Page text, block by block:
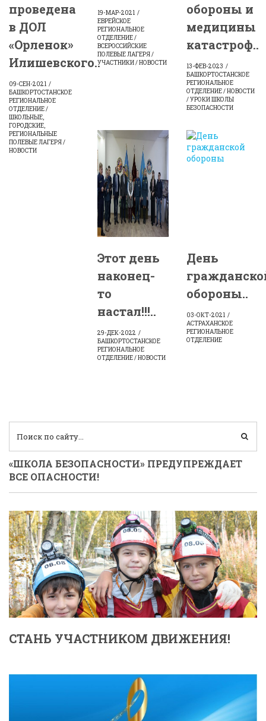
проведена
в ДОЛ
«Орленок»
Илишевского..
09-СЕН-2021
БАШКОРТОСТАНСКОЕ
РЕГИОНАЛЬНОЕ
ОТДЕЛЕНИЕ /
ШКОЛЬНЫЕ,
ГОРОДСКИЕ,
РЕГИОНАЛЬНЫЕ
ПОЛЕВЫЕ ЛАГЕРЯ /
НОВОСТИ
19-МАР-2021
ЕВРЕЙСКОЕ
РЕГИОНАЛЬНОЕ
ОТДЕЛЕНИЕ /
ВСЕРОССИЙСКИЕ
ПОЛЕВЫЕ ЛАГЕРЯ /
УЧАСТНИКИ / НОВОСТИ
обороны и
медицины
катастроф..
13-ФЕВ-2023
БАШКОРТОСТАНСКОЕ
РЕГИОНАЛЬНОЕ
ОТДЕЛЕНИЕ / НОВОСТИ
/ УРОКИ ШКОЛЫ
БЕЗОПАСНОСТИ
Этот день
наконец-
то
настал!!!..
29-ДЕК-2022
БАШКОРТОСТАНСКОЕ
РЕГИОНАЛЬНОЕ
ОТДЕЛЕНИЕ / НОВОСТИ
День
обороны..
03-ОКТ-2021
АСТРАХАНСКОЕ
РЕГИОНАЛЬНОЕ
ОТДЕЛЕНИЕ
«ШКОЛА БЕЗОПАСНОСТИ» ПРЕДУПРЕЖДАЕТ
ВСЕ ОПАСНОСТИ!
СТАНЬ УЧАСТНИКОМ ДВИЖЕНИЯ!